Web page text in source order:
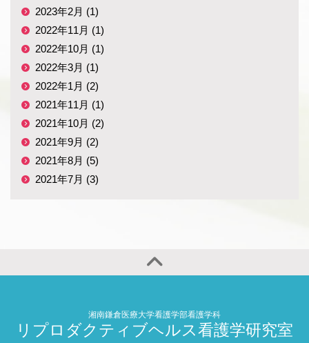
2023年2月 (1)
2022年11月 (1)
2022年10月 (1)
2022年3月 (1)
2022年1月 (2)
2021年11月 (1)
2021年10月 (2)
2021年9月 (2)
2021年8月 (5)
2021年7月 (3)
湘南鎌倉医療大学看護学部看護学科
リプロダクティブヘルス看護学研究室